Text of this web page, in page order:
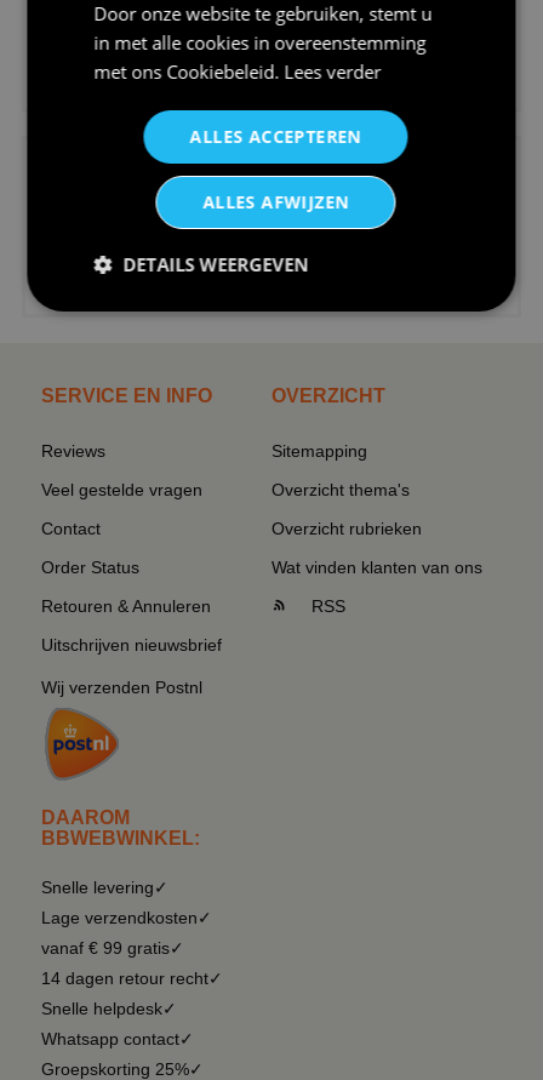
€24,95
€24,95
SERVICE EN INFO
Reviews
Veel gestelde vragen
Contact
Order Status
Retouren & Annuleren
Uitschrijven nieuwsbrief
Wij verzenden Postnl
DAAROM
BBWEBWINKEL:
Snelle levering✓
Lage verzendkosten✓
vanaf € 99 gratis✓
14 dagen retour recht✓
Snelle helpdesk✓
Whatsapp contact✓
Groepskorting 25%✓
OVERZICHT
Sitemapping
Overzicht thema's
Overzicht rubrieken
Wat vinden klanten van ons
RSS
Door onze website te gebruiken, stemt u
in met alle cookies in overeenstemming
met ons Cookiebeleid. Lees verder
ALLES ACCEPTEREN
ALLES AFWIJZEN
DETAILS WEERGEVEN